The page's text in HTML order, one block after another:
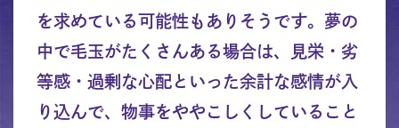
を求めている可能性もありそうです。夢の
中で毛玉がたくさんある場合は、見栄・劣
等感・過剰な心配といった余計な感情が入
り込んで、物事をややこしくしていること